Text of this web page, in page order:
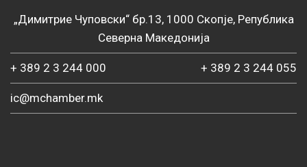
„Димитрие Чуповски“ бр.13, 1000 Скопје, Република
Северна Македонија
+ 389 2 3 244 000 + 389 2 3 244 055
ic@mchamber.mk